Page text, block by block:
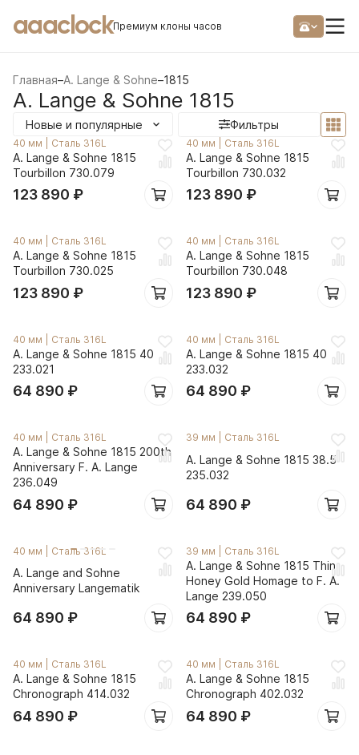
aaaclockПремиум клоны часов
Главная–A. Lange & Sohne–1815
A. Lange & Sohne 1815
Новые и популярные Фильтры
40 мм Сталь 316L
A. Lange & Sohne 1815
Tourbillon 730.079
123 890 ₽
40 мм Сталь 316L
A. Lange & Sohne 1815
Tourbillon 730.032
123 890 ₽
40 мм Сталь 316L
A. Lange & Sohne 1815
Tourbillon 730.025
123 890 ₽
40 мм Сталь 316L
A. Lange & Sohne 1815
Tourbillon 730.048
123 890 ₽
40 мм Сталь 316L
A. Lange & Sohne 1815 40
233.021
64 890 ₽
40 мм Сталь 316L
A. Lange & Sohne 1815 40
233.032
64 890 ₽
40 мм Сталь 316L
A. Lange & Sohne 1815 200th
Anniversary F. A. Lange
236.049
64 890 ₽
39 мм Сталь 316L
A. Lange & Sohne 1815 38.5
235.032
64 890 ₽
40 мм Сталь 316L
A. Lange and Sohne
Anniversary Langematik
64 890 ₽
39 мм Сталь 316L
A. Lange & Sohne 1815 Thin
Honey Gold Homage to F. A.
Lange 239.050
64 890 ₽
40 мм Сталь 316L
A. Lange & Sohne 1815
Chronograph 414.032
64 890 ₽
40 мм Сталь 316L
A. Lange & Sohne 1815
Chronograph 402.032
64 890 ₽